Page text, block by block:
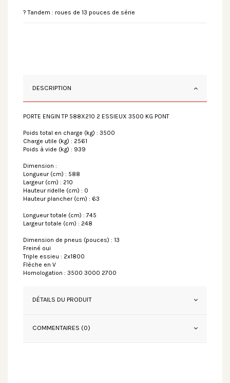
? Tandem : roues de 13 pouces de série
DESCRIPTION
PORTE ENGIN TP 588X210 2 ESSIEUX 3500 KG PONT
Poids total en charge (kg) : 3500
Charge utile (kg) : 2561
Poids à vide (kg) : 939
Dimension :
Longueur (cm) : 588
Largeur (cm) : 210
Hauteur ridelle (cm) : 0
Hauteur plancher (cm) : 63
Longueur totale (cm) : 745
Largeur totale (cm) : 248
Dimension de pneus (pouces) : 13
Freiné oui
Triple essieu : 2x1800
Flèche en V
Homologation : 3500 3000 2700
DÉTAILS DU PRODUIT
COMMENTAIRES (0)